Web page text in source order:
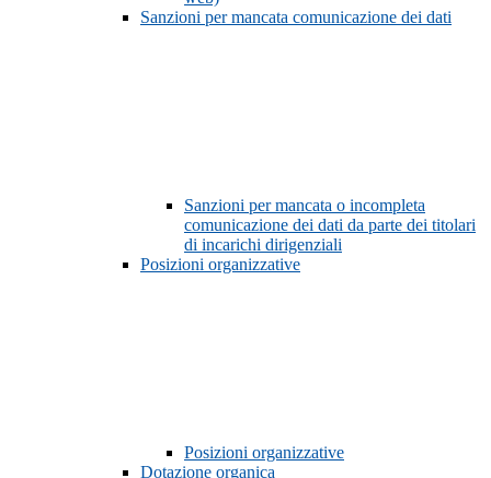
Sanzioni per mancata comunicazione dei dati
Sanzioni per mancata o incompleta
comunicazione dei dati da parte dei titolari
di incarichi dirigenziali
Posizioni organizzative
Posizioni organizzative
Dotazione organica